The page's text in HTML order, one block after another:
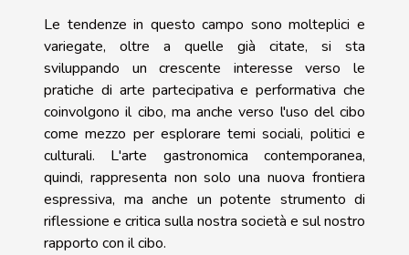
Le tendenze in questo campo sono molteplici e
variegate, oltre a quelle già citate, si sta
sviluppando un crescente interesse verso le
pratiche di arte partecipativa e performativa che
coinvolgono il cibo, ma anche verso l'uso del cibo
come mezzo per esplorare temi sociali, politici e
culturali. L'arte gastronomica contemporanea,
quindi, rappresenta non solo una nuova frontiera
espressiva, ma anche un potente strumento di
riflessione e critica sulla nostra società e sul nostro
rapporto con il cibo.